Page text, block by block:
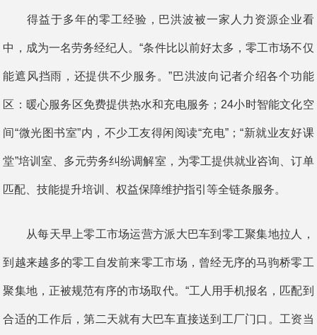
得益于多年的零工经验，巴洪波被一家人力资源企业看
中，成为一名劳务经纪人。“条件比以前好太多，零工市场不仅
能遮风挡雨，还提供不少服务。”巴洪波向记者介绍各个功能
区：暖心服务区免费提供热水和充电服务；24小时智能文化空
间“微光图书室”内，不少工友得闲阅读“充电”；“新就业友好课
堂”培训室、多元劳务纠纷调解室，为零工提供就业咨询、订单
匹配、技能提升培训、权益保障维护指引等全链条服务。
从每天早上零工市场运营方派大巴车到零工聚集地拉人，
到越来越多的零工自发前来零工市场，曾经无序的马驹桥零工
聚集地，正被规范有序的市场取代。“工人用手机报名，匹配到
合适的工作后，第二天就有大巴车直接送到工厂门口。工资当